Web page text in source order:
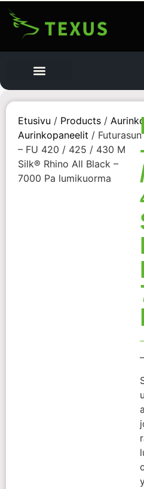
Etusivu / Products /
Aurinkopaneelit / Futurasun
– FU 420 / 425 / 430 M
Silk® Rhino All Black –
7000 Pa lumikuorma